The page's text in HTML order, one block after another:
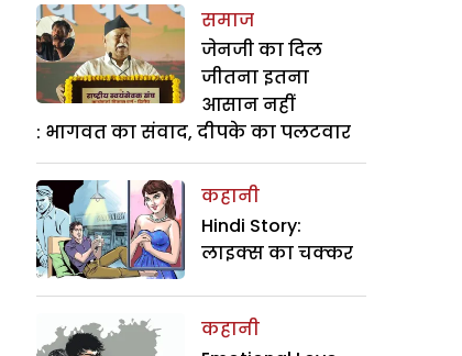
समाज
जेनजी का दिल
जीतना इतना
आसान नहीं
: भागवत का संवाद, दीपके का पलटवार
कहानी
Hindi Story:
लाइक्स का चक्कर
कहानी